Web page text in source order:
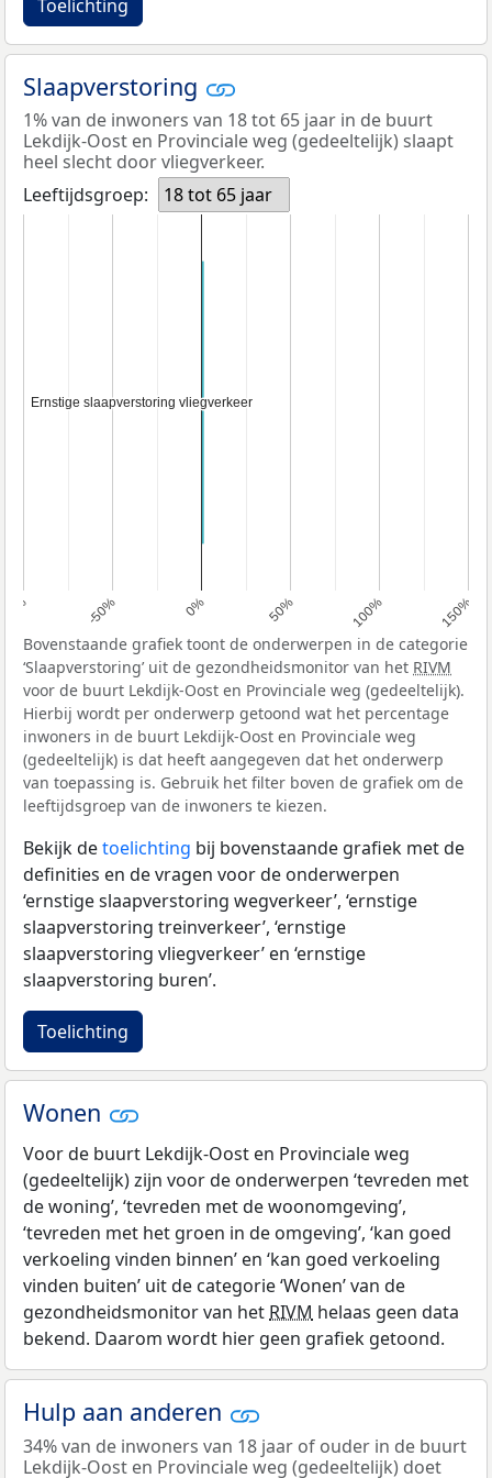
Toelichting
Slaapverstoring
1% van de inwoners van 18 tot 65 jaar in de buurt
Lekdijk-Oost en Provinciale weg (gedeeltelijk) slaapt
heel slecht door vliegverkeer.
Leeftijdsgroep:
18 tot 65 jaar
-50% 0% 50% 100% 150%
Ernstige slaapverstoring vliegverkeer
Ernstige slaapverstoring vliegverkeer
Bovenstaande grafiek toont de onderwerpen in de categorie
‘Slaapverstoring’ uit de gezondheidsmonitor van het RIVM
voor de buurt Lekdijk-Oost en Provinciale weg (gedeeltelijk).
Hierbij wordt per onderwerp getoond wat het percentage
inwoners in de buurt Lekdijk-Oost en Provinciale weg
(gedeeltelijk) is dat heeft aangegeven dat het onderwerp
van toepassing is. Gebruik het filter boven de grafiek om de
leeftijdsgroep van de inwoners te kiezen.
Bekijk detoelichting bij bovenstaande grafiek met de
definities en de vragen voor de onderwerpen
‘ernstige slaapverstoring wegverkeer’, ‘ernstige
slaapverstoring treinverkeer’, ‘ernstige
slaapverstoring vliegverkeer’ en ‘ernstige
slaapverstoring buren’.
Toelichting
Wonen
Voor de buurt Lekdijk-Oost en Provinciale weg
(gedeeltelijk) zijn voor de onderwerpen ‘tevreden met
de woning’, ‘tevreden met de woonomgeving’,
‘tevreden met het groen in de omgeving’, ‘kan goed
verkoeling vinden binnen’ en ‘kan goed verkoeling
vinden buiten’ uit de categorie ‘Wonen’ van de
gezondheidsmonitor van hetRIVM helaas geen data
bekend. Daarom wordt hier geen grafiek getoond.
Hulp aan anderen
34% van de inwoners van 18 jaar of ouder in de buurt
Lekdijk-Oost en Provinciale weg (gedeeltelijk) doet